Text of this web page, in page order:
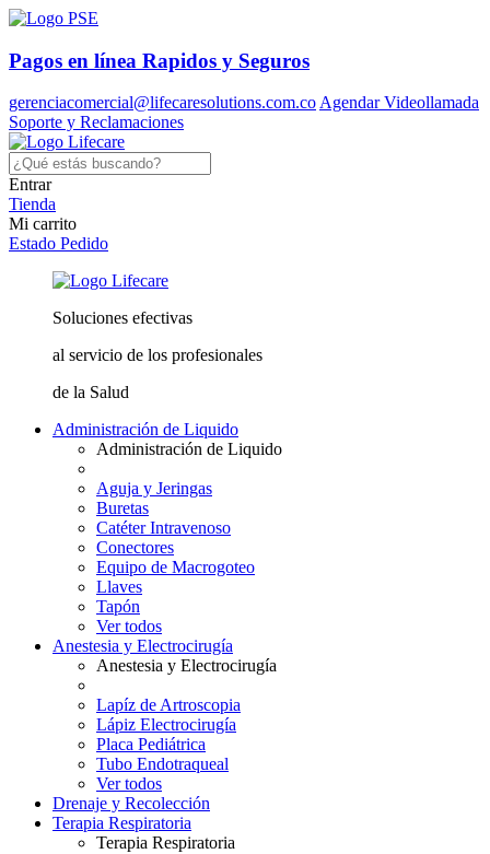
Pagos en línea Rapidos y Seguros
gerenciacomercial@lifecaresolutions.com.coAgendar Videollamada
Soporte y Reclamaciones
Entrar
Tienda
Mi carrito
Estado Pedido
Soluciones efectivas
al servicio de los profesionales
de la Salud
Administración de Liquido
Administración de Liquido
Aguja y Jeringas
Buretas
Catéter Intravenoso
Conectores
Equipo de Macrogoteo
Llaves
Tapón
Ver todos
Anestesia y Electrocirugía
Anestesia y Electrocirugía
Lapíz de Artroscopia
Lápiz Electrocirugía
Placa Pediátrica
Tubo Endotraqueal
Ver todos
Drenaje y Recolección
Terapia Respiratoria
Terapia Respiratoria